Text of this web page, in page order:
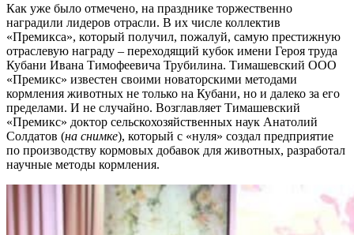
Как уже было отмечено, на празднике торжественно
наградили лидеров отрасли. В их числе коллектив
«Премикса», который получил, пожалуй, самую престижную
отраслевую награду – переходящий кубок имени Героя труда
Кубани Ивана Тимофеевича Трубилина. Тимашевский ООО
«Премикс» известен своими новаторскими методами
кормления животных не только на Кубани, но и далеко за его
пределами. И не случайно. Возглавляет Тимашевский
«Премикс» доктор сельскохозяйственных наук Анатолий
Солдатов (на снимке), который с «нуля» создал предприятие
по производству кормовых добавок для животных, разработал
научные методы кормления.